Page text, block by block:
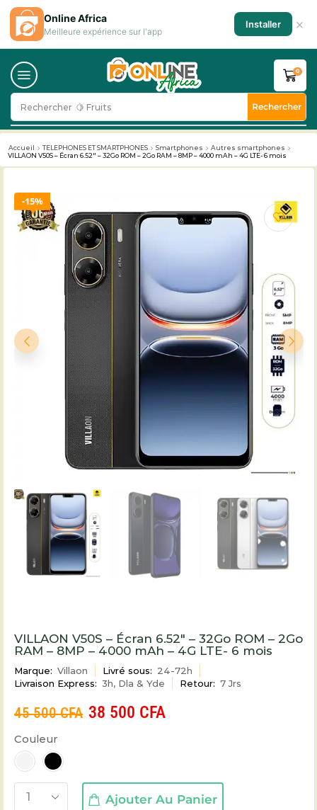
Rechercher 🥛 Milk Rechercher
0
Accueil TELEPHONES ET SMARTPHONES Smartphones
Autres smartphones
VILLAON V50S – Écran 6.52″ – 32Go ROM – 2Go RAM – 8MP – 4000 mAh – 4G LTE- 6 mois
15%
VILLAON V50S – Écran 6.52″ – 32Go ROM – 2Go
RAM – 8MP – 4000 mAh – 4G LTE- 6 mois
Marque: Villaon Livré sous: 24-72h
Livraison Express: 3h, Dla & Yde Retour: 7 Jrs
45 500CFA 38 500 CFA
Couleur
Ajouter Au Panier
Online Africa
Meilleure expérience sur l'app
Installer ×